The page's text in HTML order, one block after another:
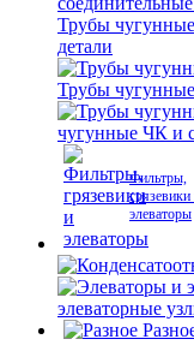
Трубы
детали
Трубы
чугунные ЧК и
Фильтры,
грязевики
элеваторы
элеваторные